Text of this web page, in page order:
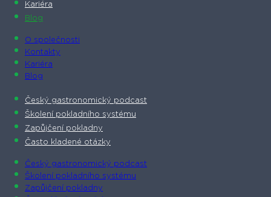
Kariéra
Blog
O společnosti​
Kontakty
Kariéra
Blog
Český gastronomický podcast​
Školení pokladního systému
Zapůjčení pokladny
Často kladené otázky
Český gastronomický podcast​
Školení pokladního systému
Zapůjčení pokladny